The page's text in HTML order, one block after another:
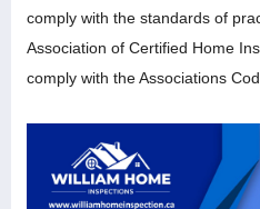
comply with the standards of
Association of Certified Home
comply with the Associations